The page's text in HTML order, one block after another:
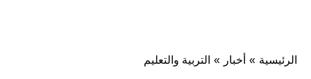
الرئيسية » أخبار » التربية والتعليم